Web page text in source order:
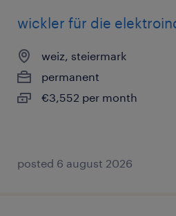
wickler für die
weiz, steiermark
permanent
€3,552 per month
posted 6 august 2026